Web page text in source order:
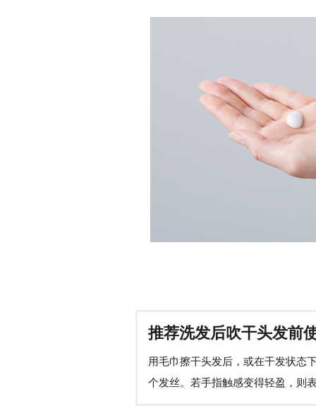
推荐洗发后吹干头发前
用毛巾擦干头发后，或在干发状态
个发丝。若手指触感变得轻盈，则